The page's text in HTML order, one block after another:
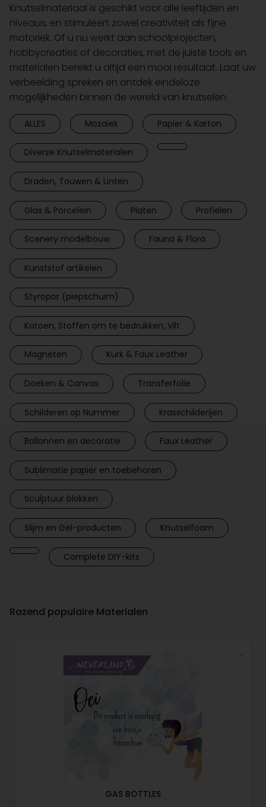
Knutselmateriaal is geschikt voor alle leeftijden en
niveaus, en stimuleert zowel creativiteit als fijne
motoriek. Of u nu werkt aan schoolprojecten,
hobbycreaties of decoraties, met de juiste tools en
materialen bereikt u altijd een mooi resultaat. Laat uw
verbeelding spreken en ontdek eindeloze
mogelijkheden binnen de wereld van knutselen.
ALLES Mozaïek Papier & Karton
Diverse Knutselmaterialen
Draden, Touwen & Linten
Glas & Porcelein Platen Profielen
Scenery modelbouw Fauna & Flora
Kunststof artikelen
Styropor (piepschuim)
Katoen, Stoffen om te bedrukken, Vilt
Magneten Kurk & Faux Leather
Doeken & Canvas Transferfolie
Schilderen op Nummer Krasschilderijen
Ballonnen en decoratie Faux Leather
Sublimatie papier en toebehoren
Sculptuur blokken
Slijm en Gel-producten Knutselfoam
Complete DIY-kits
Razend populaire Materialen
GAS BOTTLES